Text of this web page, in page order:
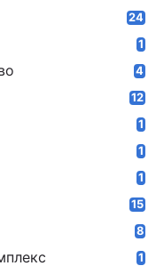
24
1
4
12
1
1
1
15
8
1